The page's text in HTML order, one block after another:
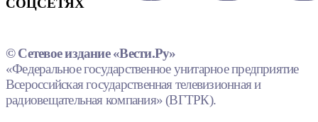
© Сетевое издание «Вести.Ру»
«Федеральное государственное унитарное предприятие
Всероссийская государственная телевизионная и
радиовещательная компания» (ВГТРК).